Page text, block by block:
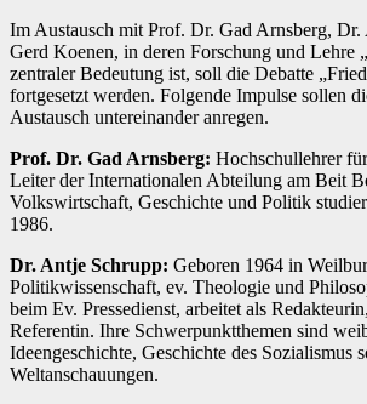
Im Austausch mit Prof. Dr. Gad Arnsberg,
Gerd Koenen, in deren Forschung und Lehre
zentraler Bedeutung ist, soll die Debatte
fortgesetzt werden. Folgende Impulse sollen
Austausch untereinander anregen.
Prof. Dr. Gad Arnsberg: Hochschullehrer
Leiter der Internationalen Abteilung am Beit
Volkswirtschaft, Geschichte und Politik
1986.
Dr. Antje Schrupp: Geboren 1964 in
Politikwissenschaft, ev. Theologie und
beim Ev. Pressedienst, arbeitet als
Referentin. Ihre Schwerpunktthemen sind
Ideengeschichte, Geschichte des Sozialismus
Weltanschauungen.